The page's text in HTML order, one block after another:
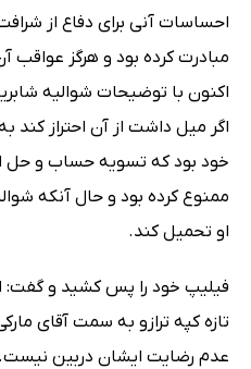
احساسات آنی برای دفاع از
مبادرت کرده بود و هرگز عواقب
اکنون با توضیحات شوالیه
اگر میل داشت از آن احتراز
خود بود که تسویه حساب و حل
ممنوع کرده بود و حال آنکه
او تحمیل کند.
فیلیپ خود را پس کشید و گفت:
تازه کپه ترازو به سمت آقای
عدم رضایت ایشان دربین نیست.